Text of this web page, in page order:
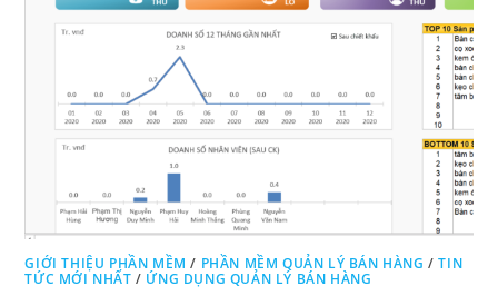
GIỚI THIỆU PHẦN MỀM / PHẦN MỀM QUẢN LÝ BÁN HÀNG /TIN
TỨC MỚI NHẤT / ỨNG DỤNG QUẢN LÝ BÁN HÀNG